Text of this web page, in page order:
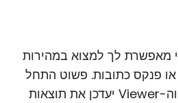
מאפשרת לך למצוא במהירות
או פנקס כתובות. פשוט התחל
להקליד בשדה החיפוש, וה-Viewer יעדכן את תוצאות